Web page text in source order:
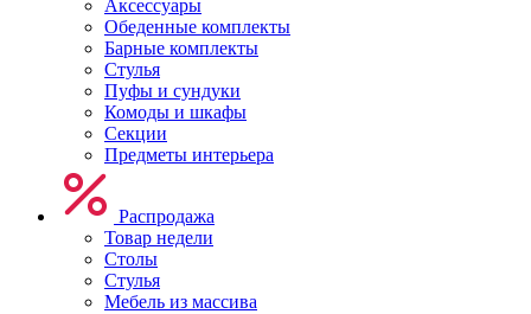
Аксессуары
Обеденные комплекты
Барные комплекты
Стулья
Пуфы и сундуки
Комоды и шкафы
Секции
Предметы интерьера
Распродажа
Товар недели
Столы
Стулья
Мебель из массива